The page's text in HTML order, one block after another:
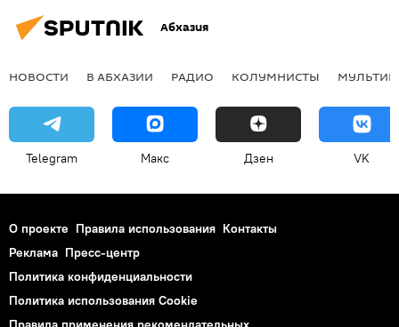
Абхазия
НОВОСТИ В АБХАЗИИ РАДИО КОЛУМНИСТЫ
Telegram Макс Дзен VK
О проекте Правила использования Контакты
Реклама Пресс-центр
Политика конфиденциальности
Политика использования Cookie